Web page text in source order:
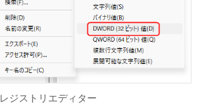
レジストリエディター